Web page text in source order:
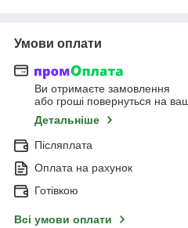
Умови оплати
Ви отримаєте замовлення
або гроші повернуться на
Детальніше
Післяплата
Оплата на рахунок
Готівкою
Всі умови оплати